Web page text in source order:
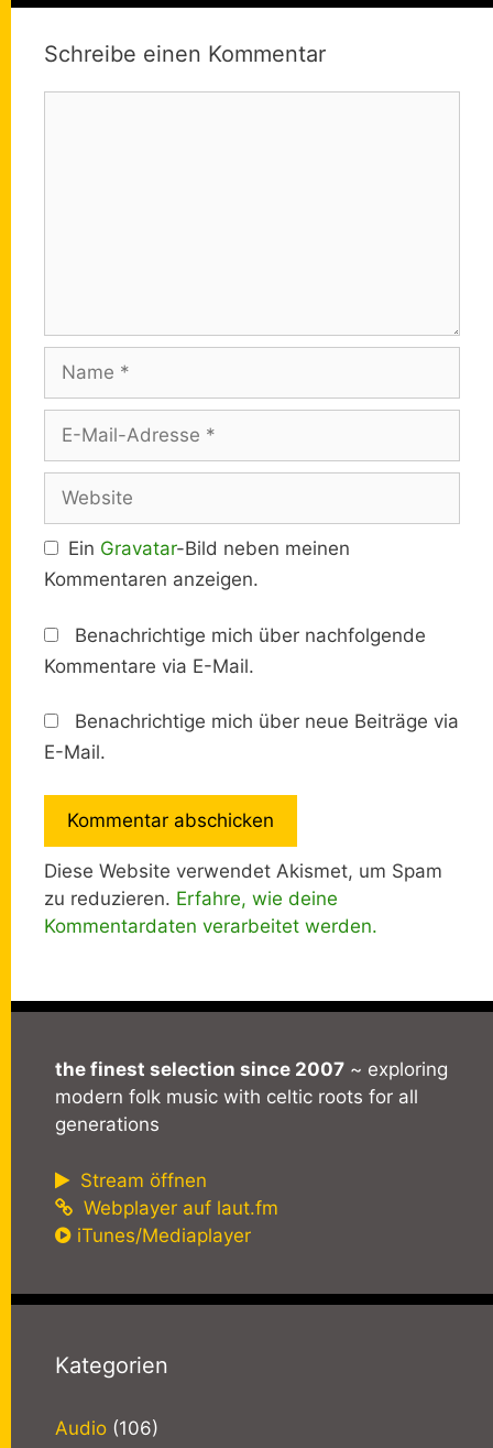
Schreibe einen Kommentar
Name
Adresse
Website
Ein Gravatar-Bild neben meinen
Kommentaren anzeigen.
Benachrichtige mich über nachfolgende
Kommentare via E-Mail.
Benachrichtige mich über neue Beiträge via
E-Mail.
Diese Website verwendet Akismet, um Spam
zu reduzieren. Erfahre, wie deine
Kommentardaten verarbeitet werden.
the finest selection since 2007 ~ exploring
modern folk music with celtic roots for all
generations
Stream öffnen
Webplayer auf laut.fm
iTunes/Mediaplayer
Kategorien
Audio (106)